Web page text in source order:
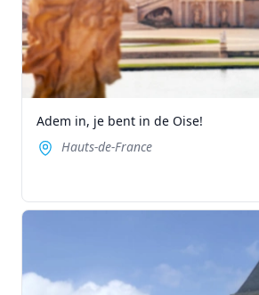
Adem in, je bent in de Oise!
Hauts-de-France